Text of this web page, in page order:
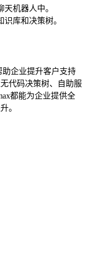
机器人中。
库和决策树。
企业提升客户支持
代码决策树、自助服
都能为企业提供全
。